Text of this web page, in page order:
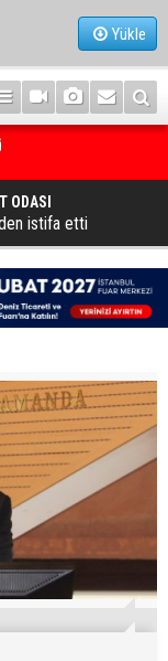
Yükle
ODASI
istifa etti